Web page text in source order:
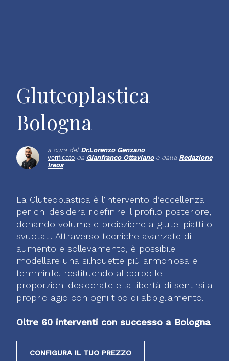
Gluteoplastica
Bologna
a cura del Dr.Lorenzo Genzano
verificato da Gianfranco Ottavianoe dalla Redazione
Ireos
La Gluteoplastica è l’intervento d’eccellenza
per chi desidera ridefinire il profilo posteriore,
donando volume e proiezione a glutei piatti o
svuotati. Attraverso tecniche avanzate di
aumento e sollevamento, è possibile
modellare una silhouette più armoniosa e
femminile, restituendo al corpo le
proporzioni desiderate e la libertà di sentirsi a
proprio agio con ogni tipo di abbigliamento.
Oltre 60 interventi con successo a Bologna
CONFIGURA IL TUO PREZZO